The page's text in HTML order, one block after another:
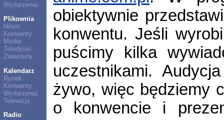
Wydarzenia
Plikownia
Nihon
Konwenty
Media
Teledyski
Zwiastuny
Kalendarz
Rynek
Konwenty
Wydarzenia
Telewizja
Radio
obiektywnie
konwentu. Jeśli
puścimy kilka
uczestnikami.
żywo, więc będziemy
o konwencie i